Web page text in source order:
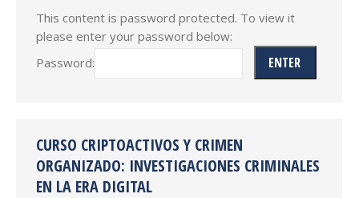
This content is password protected. To view it
please enter your password below:
Password:
CURSO CRIPTOACTIVOS Y CRIMEN
ORGANIZADO: INVESTIGACIONES CRIMINALES
EN LA ERA DIGITAL